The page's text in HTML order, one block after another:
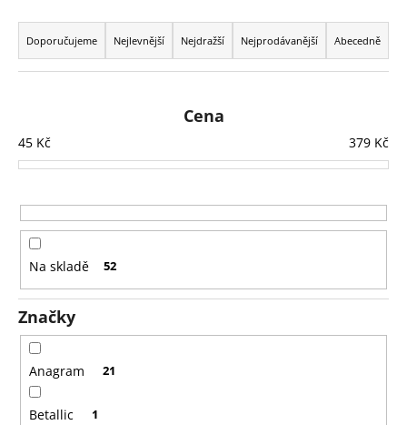
Ř
a
z
í
p
o
d
u
k
t
ů
Doporučujeme Nejlevnější Nejdražší Nejprodávanější Abecedně
Cena
45 Kč 379 Kč
Na skladě 52
Značky
Anagram 21
Betallic 1
o
r
č
u
m
e
LATEXOVÝ
BALÓNEK
QUESTION
MARKS